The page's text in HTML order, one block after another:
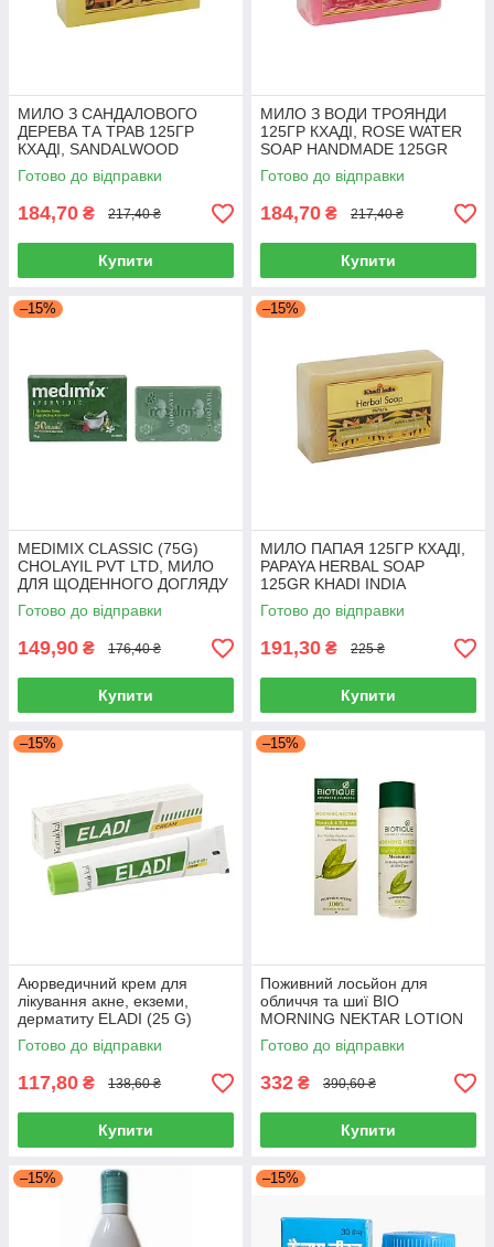
МИЛО З САНДАЛОВОГО
ДЕРЕВА ТА ТРАВ 125ГР
КХАДІ, SANDALWOOD
HERBAL SOAP 125GR KHADI
INDIA
Готово до відправки
184,70 ₴ 217,40 ₴
Купити
МИЛО З ВОДИ ТРОЯНДИ
125ГР КХАДІ, ROSE WATER
SOAP HANDMADE 125GR
KHADI INDIA
Готово до відправки
184,70 ₴ 217,40 ₴
Купити
–15%
MEDIMIX CLASSIC (75G)
CHOLAYIL PVT LTD, МИЛО
ДЛЯ ЩОДЕННОГО ДОГЛЯДУ
18 трав 75 г МЕДИМІКС
КЛАСІК
Готово до відправки
149,90 ₴ 176,40 ₴
Купити
–15%
МИЛО ПАПАЯ 125ГР КХАДІ,
PAPAYA HERBAL SOAP
125GR KHADI INDIA
Готово до відправки
191,30 ₴ 225 ₴
Купити
–15%
Аюрведичний крем для
лікування акне, екземи,
дерматиту ELADI (25 G)
KOTTAKKAL ЕЛАДІ
КОТТАКАЛ
Готово до відправки
117,80 ₴ 138,60 ₴
Купити
–15%
Поживний лосьйон для
обличчя та шиї BIO
MORNING NEKTAR LOTION
(120ML) BIOTIQUE для
освітлення шкіри БІОТИК
Готово до відправки
332 ₴ 390,60 ₴
Купити
–15% –15%